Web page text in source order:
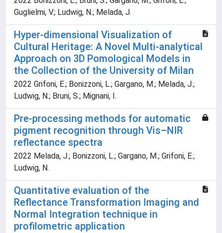
Guglielmi, V.; Ludwig, N.; Melada, J.
Hyper-dimensional Visualization of
Cultural Heritage: A Novel Multi-analytical
Approach on 3D Pomological Models in
the Collection of the University of Milan
2022 Grifoni, E.; Bonizzoni, L.; Gargano, M.; Melada, J.;
Ludwig, N.; Bruni, S.; Mignani, I.
Pre-processing methods for automatic
pigment recognition through Vis–NIR
reflectance spectra
2022 Melada, J.; Bonizzoni, L.; Gargano, M.; Grifoni, E.;
Ludwig, N.
Quantitative evaluation of the
Reflectance Transformation Imaging and
Normal Integration technique in
profilometric application